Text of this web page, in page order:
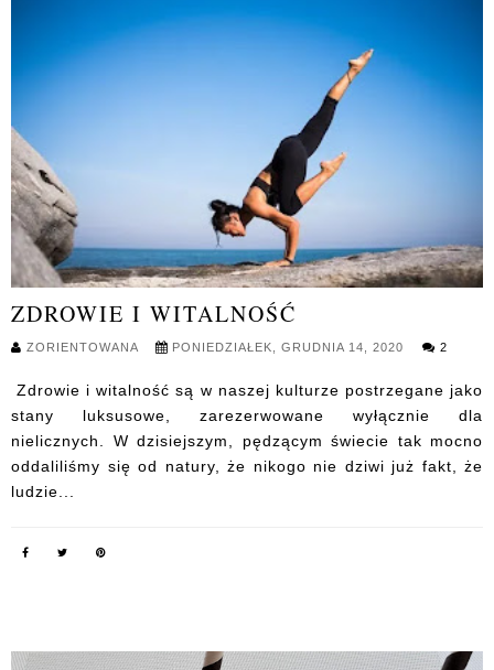
ZDROWIE I WITALNOŚĆ
ZORIENTOWANA PONIEDZIAŁEK, GRUDNIA 14, 2020 2
Zdrowie i witalność są w naszej kulturze postrzegane jako
stany luksusowe, zarezerwowane wyłącznie dla
nielicznych. W dzisiejszym, pędzącym świecie tak mocno
oddaliliśmy się od natury, że nikogo nie dziwi już fakt, że
ludzie...